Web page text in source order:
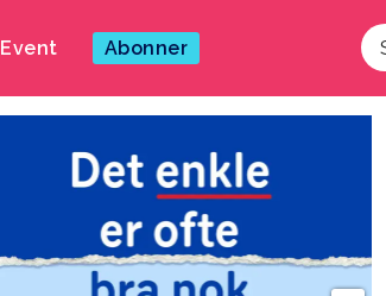
Event Abonner